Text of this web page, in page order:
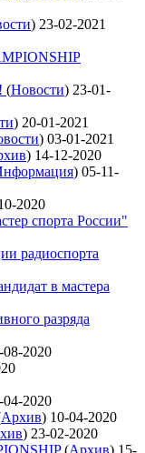
) 23-02-2021
(Новости) 23-01-
) 20-01-2021
) 03-01-2021
) 14-12-2020
) 05-11-
2020
спорта России"
радиоспорта
в мастера
разряда
08-2020
04-2020
Архив) 10-04-2020
) 23-02-2020
(Архив) 15-